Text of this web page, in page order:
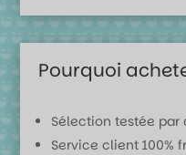
Pourquoi
Sélection testée par
Service client 100%